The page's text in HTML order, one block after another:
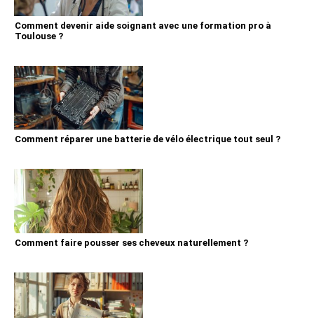
Comment devenir aide soignant avec une formation pro à
Toulouse ?
Comment réparer une batterie de vélo électrique tout seul ?
Comment faire pousser ses cheveux naturellement ?